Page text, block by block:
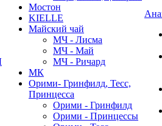
Мостон
KIELLE
Майский чай
МЧ - Лисма
МЧ - Май
МЧ - Ричард
МК
Орими- Гринфилд, Тесс,
Принцесса
Орими - Гринфилд
Орими - Принцессы